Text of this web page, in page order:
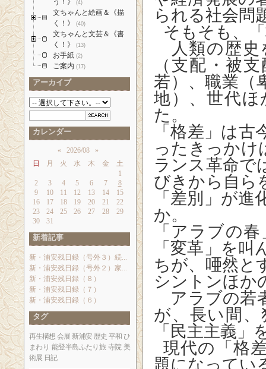
られる社会問
そもそも、
人類の歴史
（支配・被
若）、職業（
地）、世代
た。
「格差」は
ったきっかけ
ランス革命で
びきから自ら
「差別」が
か。
「アラブの
「変革」を
ちが、唖然と
シントンほか
アラブの若
が、長い間
「民主主義
現代の「格
題になってい
う！》
(4)
文ちゃんと絵画＆《描
く！》
(40)
文ちゃんと文芸＆《書
く！》
(13)
お手紙 (2)
ご案内 (17)
アーカイブ
カレンダー
« 2026/08
»
日
月 火 水 木 金
土
1
2
3 4 5 6 7
8
9
10 11 12 13 14
15
16
17 18 19 20 21
22
23
24 25 26 27 28
29
30
31
新着記事
新・浦安残日録（号外３）続...
新・浦安残日録（号外２）家...
新・浦安残日録（８）
新・浦安残日録（７）
新・浦安残日録（６）
タグ
再生構想 会展 新浦安 歴史 平和 ひ
まわり 能登半島ふたり旅 寺院 美
術展 日記